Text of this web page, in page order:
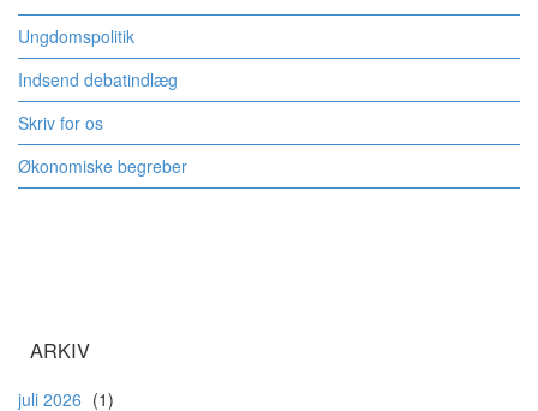
Ungdomspolitik
Indsend debatindlæg
Skriv for os
Økonomiske begreber
ARKIV
juli 2026 (1)